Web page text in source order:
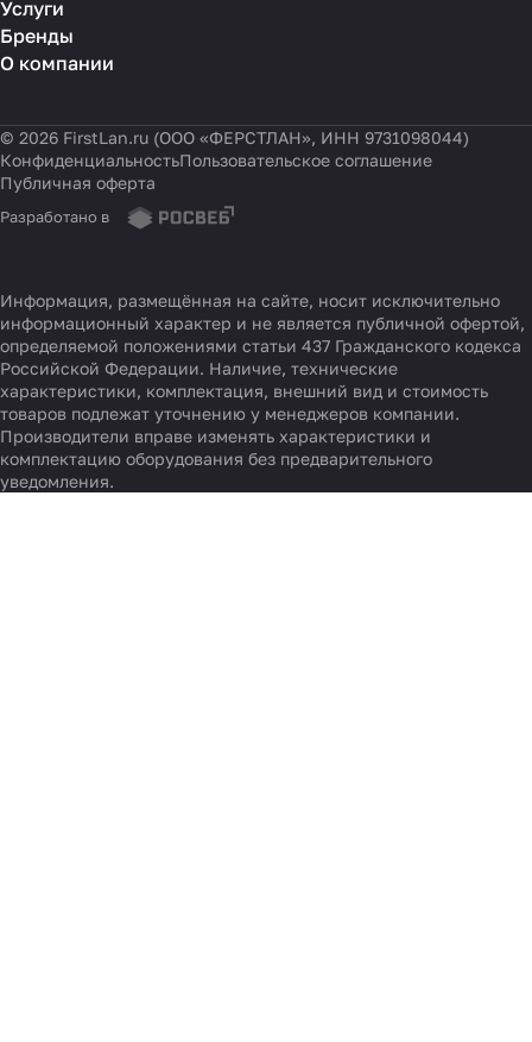
Услуги
Бренды
О компании
© 2026 FirstLan.ru (ООО «ФЕРСТЛАН», ИНН 9731098044)
КонфиденциальностьПользовательское соглашение
Публичная оферта
Разработано в
Информация, размещённая на сайте, носит исключительно
информационный характер и не является публичной офертой,
определяемой положениями статьи 437 Гражданского кодекса
Российской Федерации. Наличие, технические
характеристики, комплектация, внешний вид и стоимость
товаров подлежат уточнению у менеджеров компании.
Производители вправе изменять характеристики и
комплектацию оборудования без предварительного
уведомления.